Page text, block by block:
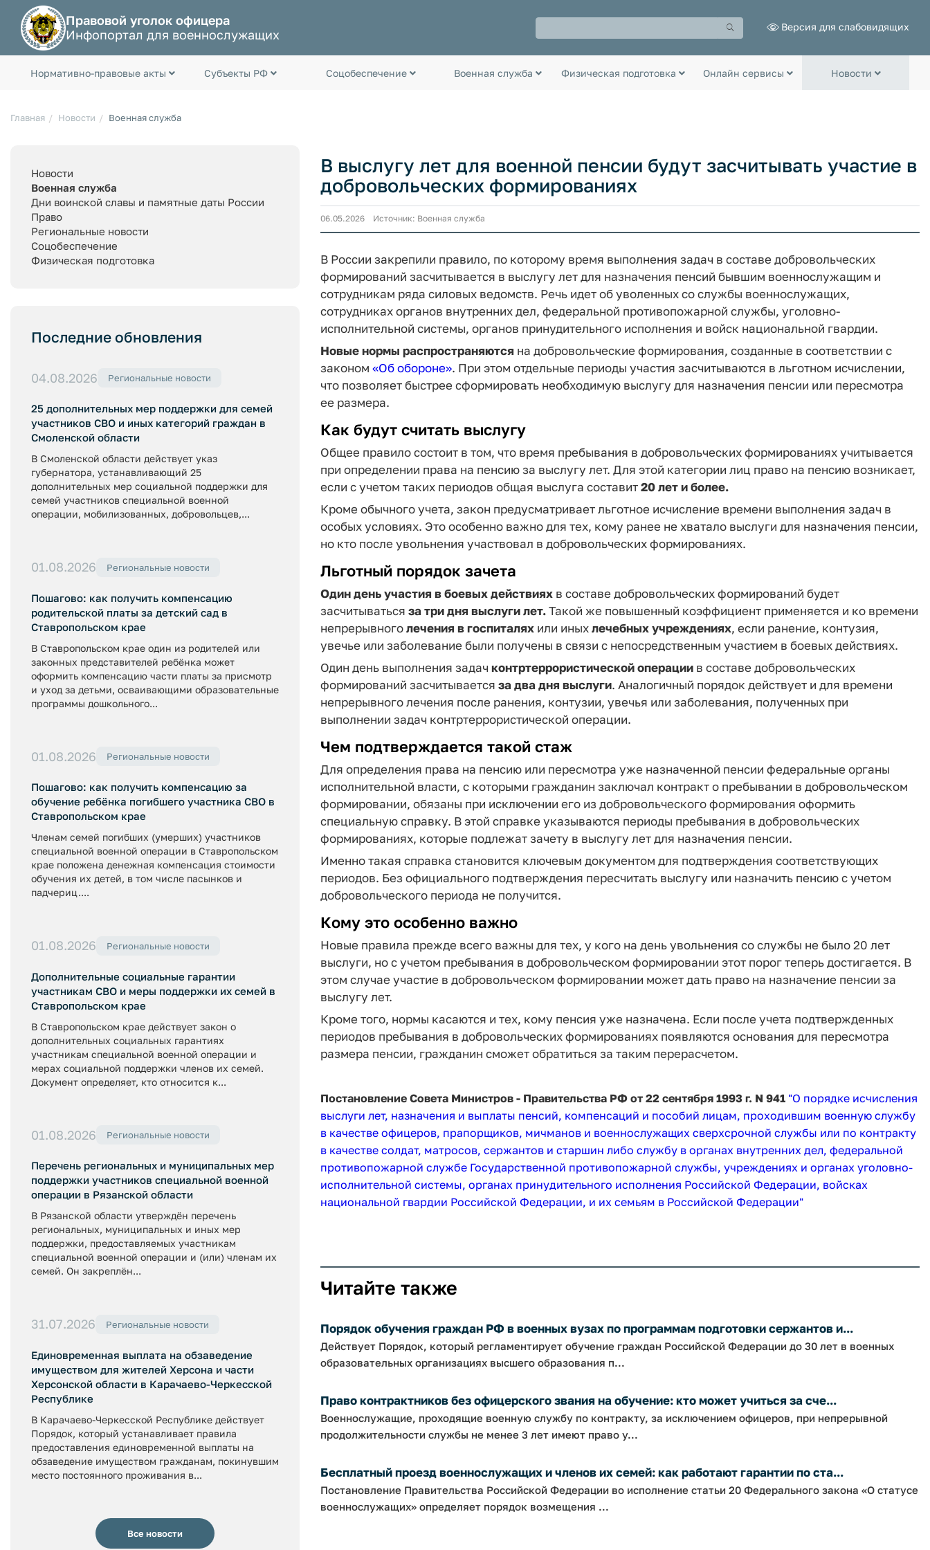
Правовой уголок офицера
Инфопортал для военнослужащих
Версия для слабовидящих
Нормативно-правовые акты Субъекты РФ Соцобеспечение Военная служба Физическая подготовка Онлайн сервисы Новости
Главная Новости Военная служба
Новости
Военная служба
Дни воинской славы и памятные даты России
Право
Региональные новости
Соцобеспечение
Физическая подготовка
Последние обновления
04.08.2026 Региональные новости
25 дополнительных мер поддержки для семей
участников СВО и иных категорий граждан в
Смоленской области
В Смоленской области действует указ
губернатора, устанавливающий 25
дополнительных мер социальной поддержки для
семей участников специальной военной
операции, мобилизованных, добровольцев,...
01.08.2026 Региональные новости
Пошагово: как получить компенсацию
родительской платы за детский сад в
Ставропольском крае
В Ставропольском крае один из родителей или
законных представителей ребёнка может
оформить компенсацию части платы за присмотр
и уход за детьми, осваивающими образовательные
программы дошкольного...
01.08.2026 Региональные новости
Пошагово: как получить компенсацию за
обучение ребёнка погибшего участника СВО в
Ставропольском крае
Членам семей погибших (умерших) участников
специальной военной операции в Ставропольском
крае положена денежная компенсация стоимости
обучения их детей, в том числе пасынков и
падчериц....
01.08.2026 Региональные новости
Дополнительные социальные гарантии
участникам СВО и меры поддержки их семей в
Ставропольском крае
В Ставропольском крае действует закон о
дополнительных социальных гарантиях
участникам специальной военной операции и
мерах социальной поддержки членов их семей.
Документ определяет, кто относится к...
01.08.2026 Региональные новости
Перечень региональных и муниципальных мер
поддержки участников специальной военной
операции в Рязанской области
В Рязанской области утверждён перечень
региональных, муниципальных и иных мер
поддержки, предоставляемых участникам
специальной военной операции и (или) членам их
семей. Он закреплён...
31.07.2026 Региональные новости
Единовременная выплата на обзаведение
имуществом для жителей Херсона и части
Херсонской области в Карачаево-Черкесской
Республике
В Карачаево-Черкесской Республике действует
Порядок, который устанавливает правила
предоставления единовременной выплаты на
обзаведение имуществом гражданам, покинувшим
место постоянного проживания в...
Все новости
В выслугу лет для военной пенсии будут засчитывать участие в
добровольческих формированиях
06.05.2026 Источник: Военная служба
В России закрепили правило, по которому время выполнения задач в составе добровольческих
формирований засчитывается в выслугу лет для назначения пенсий бывшим военнослужащим и
сотрудникам ряда силовых ведомств. Речь идет об уволенных со службы военнослужащих,
сотрудниках органов внутренних дел, федеральной противопожарной службы, уголовно-
исполнительной системы, органов принудительного исполнения и войск национальной гвардии.
Новые нормы распространяются на добровольческие формирования, созданные в соответствии с
законом «Об обороне». При этом отдельные периоды участия засчитываются в льготном исчислении,
что позволяет быстрее сформировать необходимую выслугу для назначения пенсии или пересмотра
ее размера.
Как будут считать выслугу
Общее правило состоит в том, что время пребывания в добровольческих формированиях учитывается
при определении права на пенсию за выслугу лет. Для этой категории лиц право на пенсию возникает,
если с учетом таких периодов общая выслуга составит20 лет и более.
Кроме обычного учета, закон предусматривает льготное исчисление времени выполнения задач в
особых условиях. Это особенно важно для тех, кому ранее не хватало выслуги для назначения пенсии,
но кто после увольнения участвовал в добровольческих формированиях.
Льготный порядок зачета
Один день участия в боевых действиях в составе добровольческих формирований будет
засчитываться за три дня выслуги лет.Такой же повышенный коэффициент применяется и ко времени
непрерывноголечения в госпиталях или иныхлечебных учреждениях, если ранение, контузия,
увечье или заболевание были получены в связи с непосредственным участием в боевых действиях.
Один день выполнения задач контртеррористической операции в составе добровольческих
формирований засчитывается за два дня выслуги. Аналогичный порядок действует и для времени
непрерывного лечения после ранения, контузии, увечья или заболевания, полученных при
выполнении задач контртеррористической операции.
Чем подтверждается такой стаж
Для определения права на пенсию или пересмотра уже назначенной пенсии федеральные органы
исполнительной власти, с которыми гражданин заключал контракт о пребывании в добровольческом
формировании, обязаны при исключении его из добровольческого формирования оформить
специальную справку. В этой справке указываются периоды пребывания в добровольческих
формированиях, которые подлежат зачету в выслугу лет для назначения пенсии.
Именно такая справка становится ключевым документом для подтверждения соответствующих
периодов. Без официального подтверждения пересчитать выслугу или назначить пенсию с учетом
добровольческого периода не получится.
Кому это особенно важно
Новые правила прежде всего важны для тех, у кого на день увольнения со службы не было 20 лет
выслуги, но с учетом пребывания в добровольческом формировании этот порог теперь достигается. В
этом случае участие в добровольческом формировании может дать право на назначение пенсии за
выслугу лет.
Кроме того, нормы касаются и тех, кому пенсия уже назначена. Если после учета подтвержденных
периодов пребывания в добровольческих формированиях появляются основания для пересмотра
размера пенсии, гражданин сможет обратиться за таким перерасчетом.
Постановление Совета Министров - Правительства РФ от 22 сентября 1993 г. N 941 "О порядке исчисления
выслуги лет, назначения и выплаты пенсий, компенсаций и пособий лицам, проходившим военную службу
в качестве офицеров, прапорщиков, мичманов и военнослужащих сверхсрочной службы или по контракту
в качестве солдат, матросов, сержантов и старшин либо службу в органах внутренних дел, федеральной
противопожарной службе Государственной противопожарной службы, учреждениях и органах уголовно-
исполнительной системы, органах принудительного исполнения Российской Федерации, войсках
национальной гвардии Российской Федерации, и их семьям в Российской Федерации"
Читайте также
Порядок обучения граждан РФ в военных вузах по программам подготовки сержантов и...
Действует Порядок, который регламентирует обучение граждан Российской Федерации до 30 лет в военных
образовательных организациях высшего образования п...
Право контрактников без офицерского звания на обучение: кто может учиться за сче...
Военнослужащие, проходящие военную службу по контракту, за исключением офицеров, при непрерывной
продолжительности службы не менее 3 лет имеют право у...
Бесплатный проезд военнослужащих и членов их семей: как работают гарантии по ста...
Постановление Правительства Российской Федерации во исполнение статьи 20 Федерального закона «О статусе
военнослужащих» определяет порядок возмещения ...